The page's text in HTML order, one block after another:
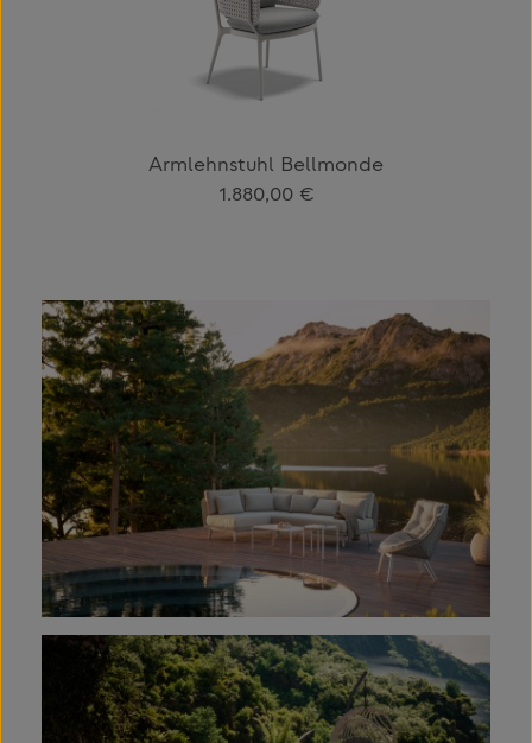
Armlehnstuhl Bellmonde
Regulärer Preis:
1.880,00 €